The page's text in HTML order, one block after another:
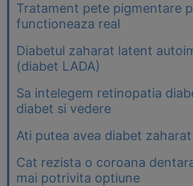
Tratament pete pigmentare
functioneaza real
Diabetul zaharat latent
(diabet LADA)
Sa intelegem retinopatia
diabet si vedere
Ati putea avea diabet
Cat rezista o coroana
mai potrivita optiune